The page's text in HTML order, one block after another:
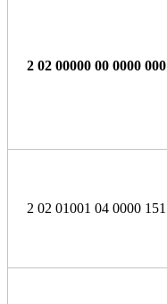
2 02 0000000 0000 000
2 02 01001 04 0000 151